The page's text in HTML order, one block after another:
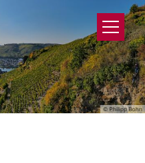
© Philipp Bohn